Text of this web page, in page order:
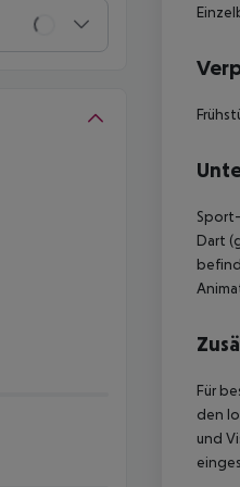
Dart
Für
den
und